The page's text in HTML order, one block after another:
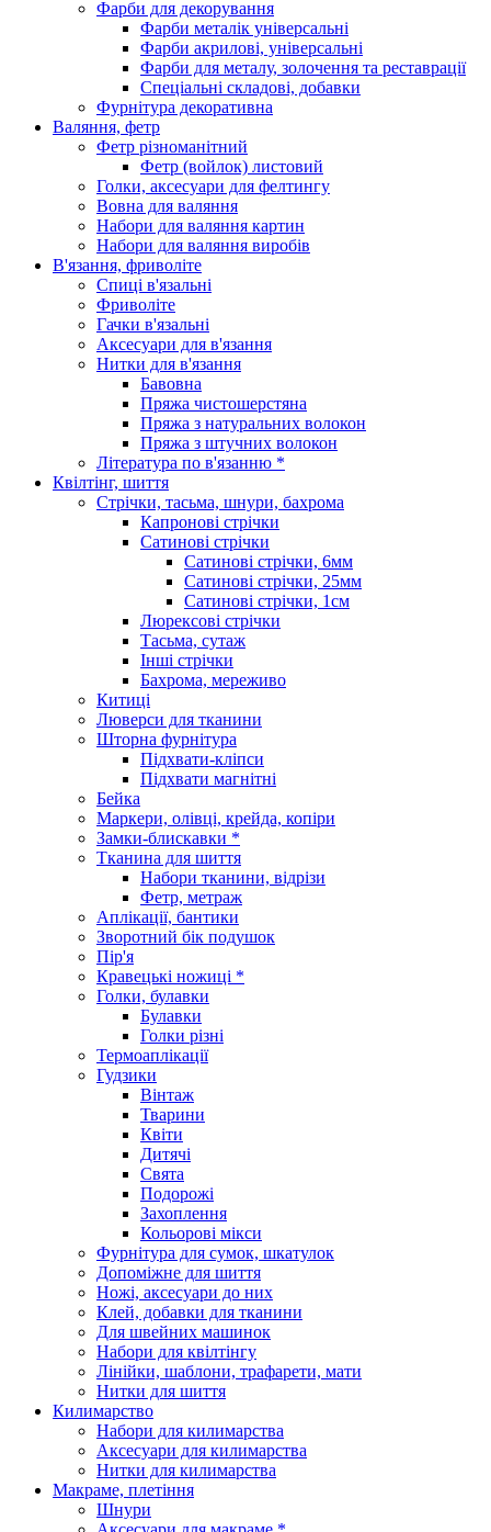
Фарби для декорування
Фарби металік універсальні
Фарби акрилові, універсальні
Фарби для металу, золочення та реставрації
Спеціальні складові, добавки
Фурнітура декоративна
Валяння, фетр
Фетр різноманітний
Фетр (войлок) листовий
Голки, аксесуари для фелтингу
Вовна для валяння
Набори для валяння картин
Набори для валяння виробів
В'язання, фриволіте
Спиці в'язальні
Фриволіте
Гачки в'язальні
Аксесуари для в'язання
Нитки для в'язання
Бавовна
Пряжа чистошерстяна
Пряжа з натуральних волокон
Пряжа з штучних волокон
Література по в'язанню *
Квілтінг, шиття
Стрічки, тасьма, шнури, бахрома
Капронові стрічки
Сатинові стрічки
Сатинові стрічки, 6мм
Сатинові стрічки, 25мм
Сатинові стрічки, 1см
Люрексові стрічки
Тасьма, сутаж
Інші стрічки
Бахрома, мереживо
Китиці
Люверси для тканини
Шторна фурнітура
Підхвати-кліпси
Підхвати магнітні
Бейка
Маркери, олівці, крейда, копіри
Замки-блискавки *
Тканина для шиття
Набори тканини, відрізи
Фетр, метраж
Аплікації, бантики
Зворотний бік подушок
Пір'я
Кравецькі ножиці *
Голки, булавки
Булавки
Голки різні
Термоаплікації
Гудзики
Вінтаж
Тварини
Квіти
Дитячі
Свята
Подорожі
Захоплення
Кольорові мікси
Фурнітура для сумок, шкатулок
Допоміжне для шиття
Ножі, аксесуари до них
Клей, добавки для тканини
Для швейних машинок
Набори для квілтінгу
Лінійки, шаблони, трафарети, мати
Нитки для шиття
Килимарство
Набори для килимарства
Аксесуари для килимарства
Нитки для килимарства
Макраме, плетіння
Шнури